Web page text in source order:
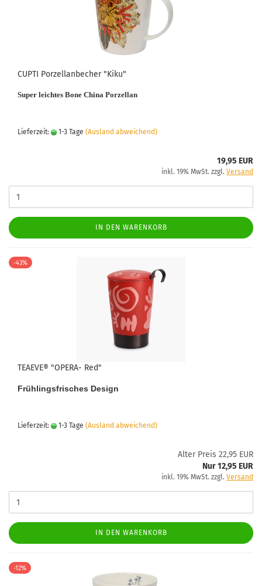
CUPTI Porzellanbecher "Kiku"
Super leichtes Bone China Porzellan
Lieferzeit: 1-3 Tage (Ausland abweichend)
19,95 EUR
inkl. 19% MwSt. zzgl. Versand
IN DEN WARENKORB
-43%
TEAEVE® "OPERA- Red"
Frühlingsfrisches Design
Lieferzeit: 1-3 Tage (Ausland abweichend)
Alter Preis 22,95 EUR
Nur 12,95 EUR
inkl. 19% MwSt. zzgl. Versand
IN DEN WARENKORB
-12%